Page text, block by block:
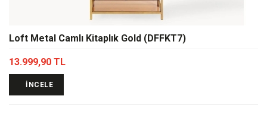
Loft Metal Camlı Kitaplık Gold (DFFKT7)
13.999,90 TL
İNCELE